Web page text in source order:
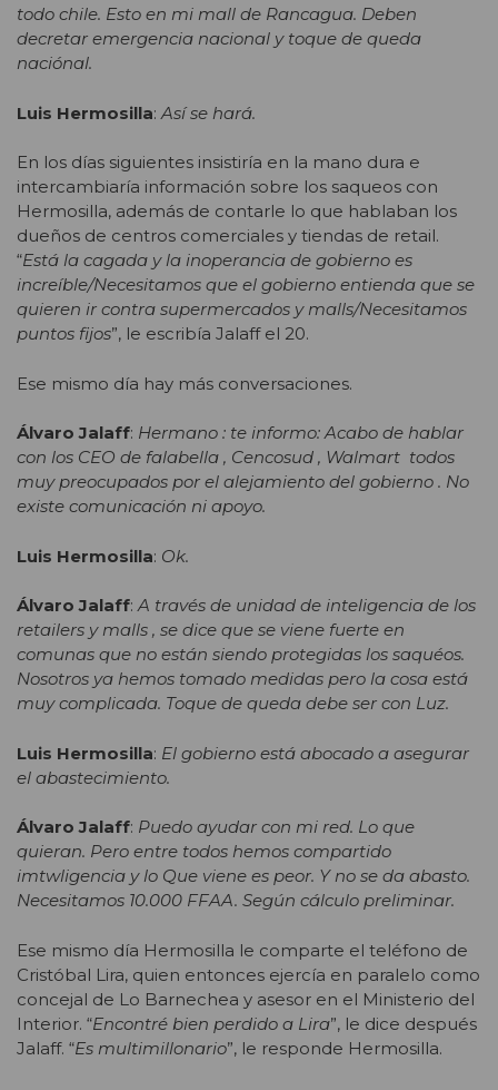
todo chile. Esto en mi mall de Rancagua. Deben
decretar emergencia nacional y toque de queda
naciónal.
Luis Hermosilla: Así se hará.
En los días siguientes insistiría en la mano dura e
intercambiaría información sobre los saqueos con
Hermosilla, además de contarle lo que hablaban los
dueños de centros comerciales y tiendas de retail.
“Está la cagada y la inoperancia de gobierno es
increíble/Necesitamos que el gobierno entienda que se
quieren ir contra supermercados y malls/Necesitamos
puntos fijos”, le escribía Jalaff el 20.
Ese mismo día hay más conversaciones.
Álvaro Jalaff: Hermano : te informo: Acabo de hablar
con los CEO de falabella , Cencosud , Walmart todos
muy preocupados por el alejamiento del gobierno . No
existe comunicación ni apoyo.
Luis Hermosilla: Ok.
Álvaro Jalaff:A través de unidad de inteligencia de los
retailers y malls , se dice que se viene fuerte en
comunas que no están siendo protegidas los saquéos.
Nosotros ya hemos tomado medidas pero la cosa está
muy complicada. Toque de queda debe ser con Luz.
Luis Hermosilla: El gobierno está abocado a asegurar
el abastecimiento.
Álvaro Jalaff: Puedo ayudar con mi red. Lo que
quieran. Pero entre todos hemos compartido
imtwligencia y lo Que viene es peor. Y no se da abasto.
Necesitamos 10.000 FFAA. Según cálculo preliminar.
Ese mismo día Hermosilla le comparte el teléfono de
Cristóbal Lira, quien entonces ejercía en paralelo como
concejal de Lo Barnechea y asesor en el Ministerio del
Interior. “Encontré bien perdido a Lira”, le dice después
Jalaff. “Es multimillonario”, le responde Hermosilla.